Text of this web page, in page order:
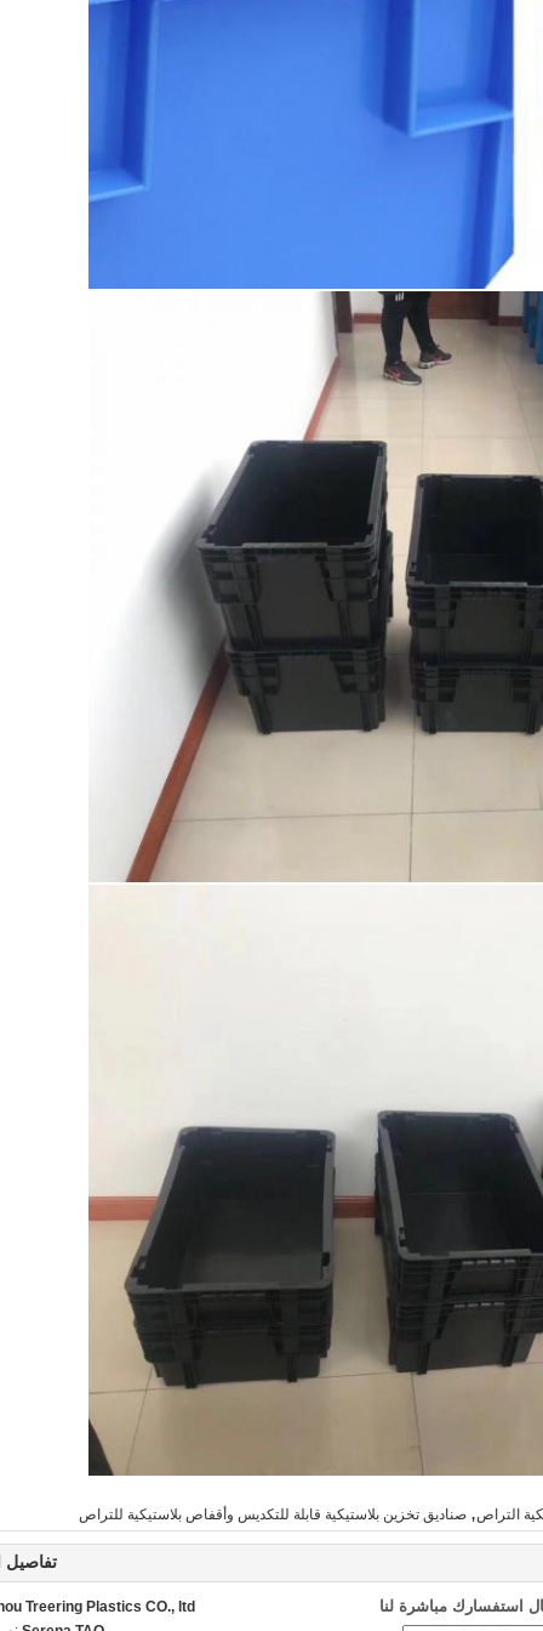
التراص, صناديق تخزين بلاستيكية قابلة للتكديس وأقفاص بلاستيكية للتراص
تفاصيل
Treering Plastics CO., ltd
استفسارك مباشرة لنا